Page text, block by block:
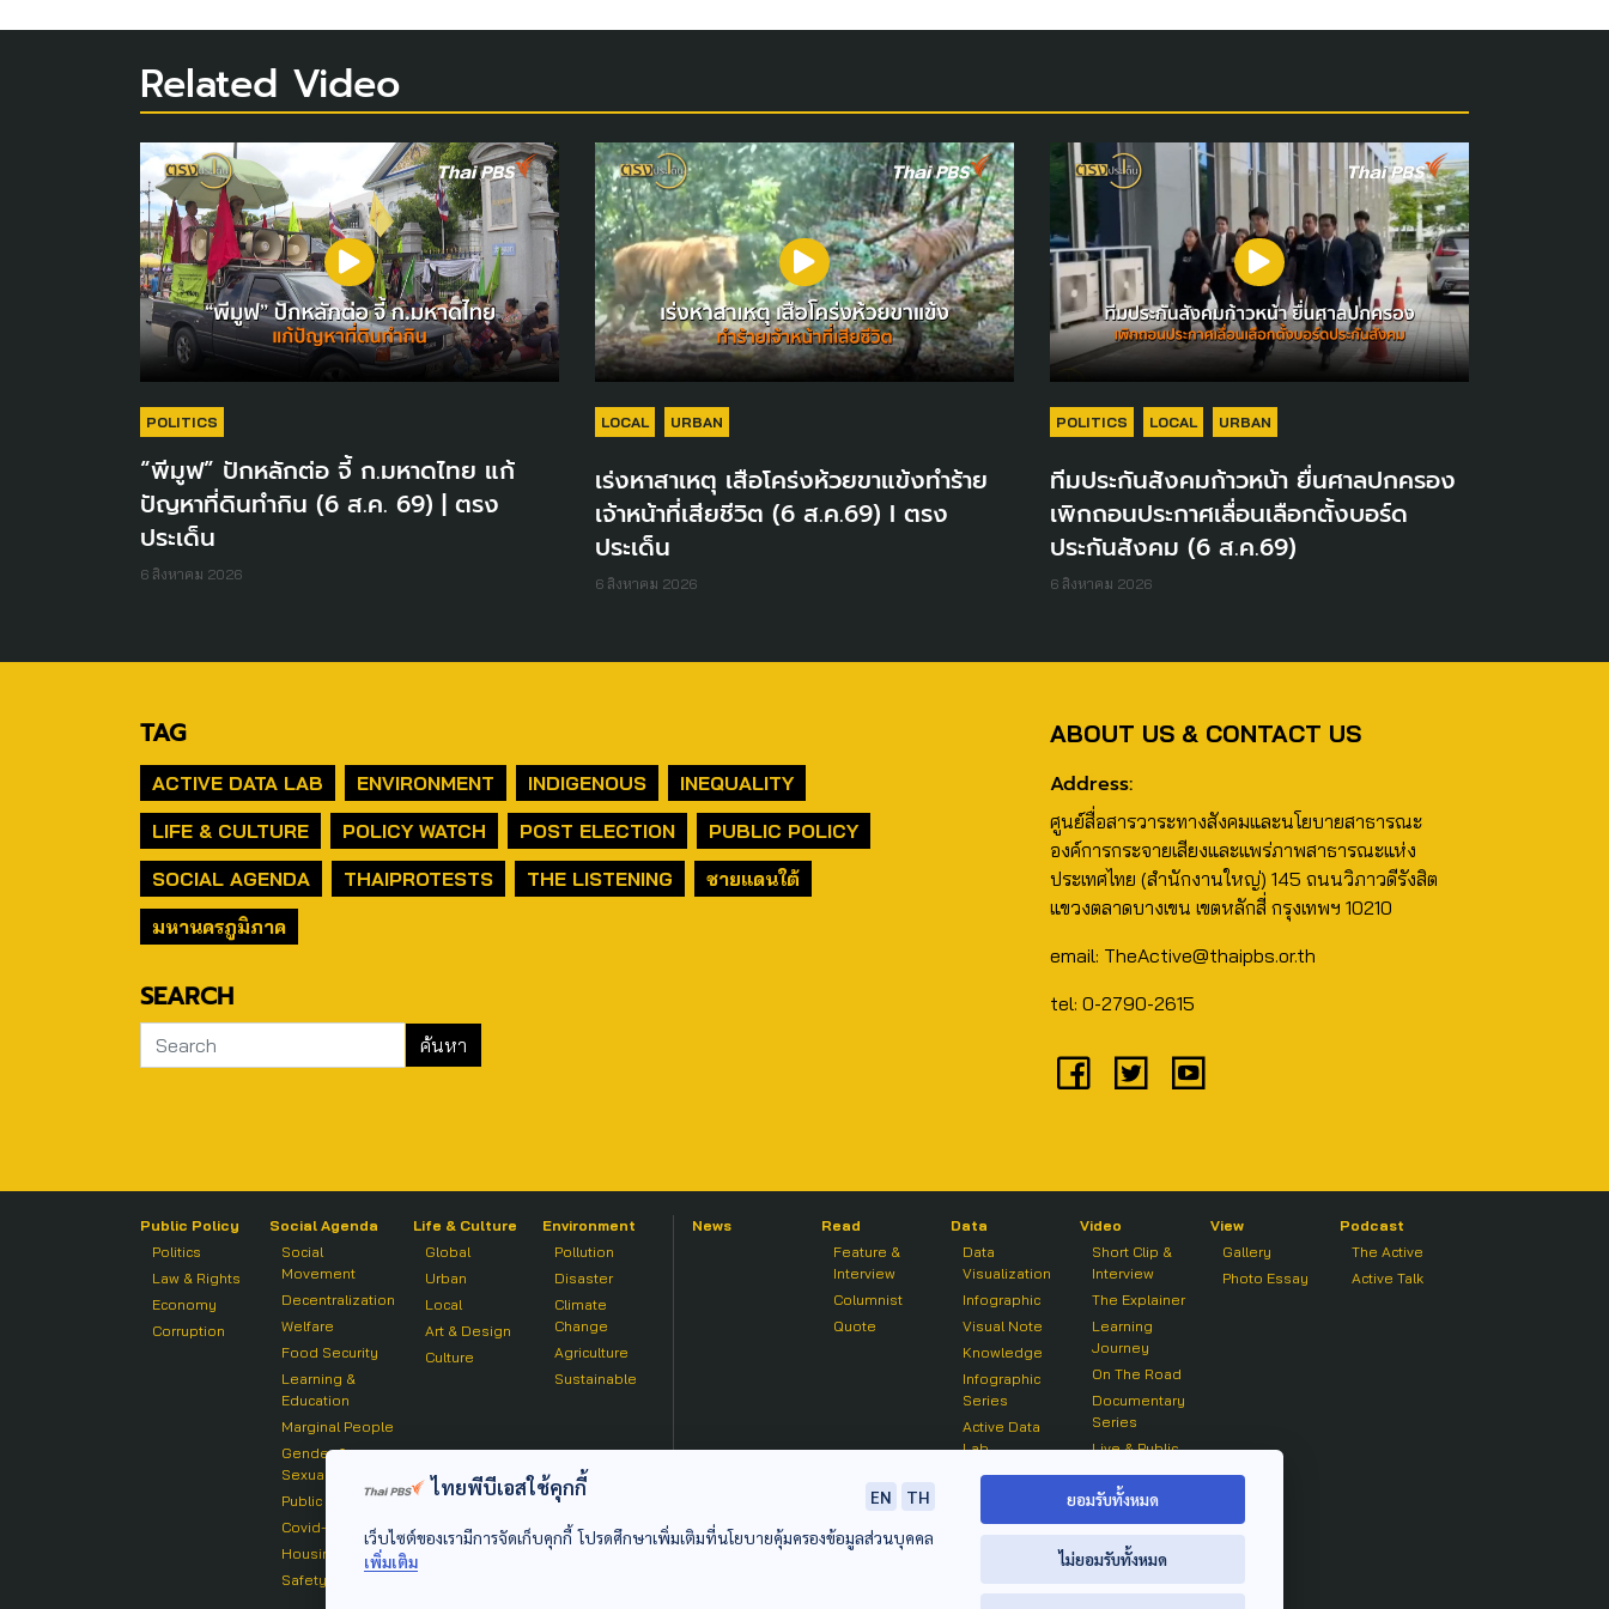
Related Video
POLITICS
“พีมูฟ” ปักหลักต่อ จี้ ก.มหาดไทย แก้
ปัญหาที่ดินทำกิน (6 ส.ค. 69) | ตรง
ประเด็น
6 สิงหาคม 2026
LOCAL URBAN
เร่งหาสาเหตุ เสือโคร่งห้วยขาแข้งทำร้าย
เจ้าหน้าที่เสียชีวิต (6 ส.ค.69) I ตรง
ประเด็น
6 สิงหาคม 2026
POLITICS LOCAL URBAN
ทีมประกันสังคมก้าวหน้า ยื่นศาลปกครอง
เพิกถอนประกาศเลื่อนเลือกตั้งบอร์ด
ประกันสังคม (6 ส.ค.69)
6 สิงหาคม 2026
TAG
ACTIVE DATA LAB ENVIRONMENT INDIGENOUS
INEQUALITY
LIFE & CULTURE
POLICY WATCH POST ELECTION
PUBLIC POLICY
SOCIAL AGENDA
THAIPROTESTS THE LISTENING
ชายแดนใต้
มหานครภูมิภาค
SEARCH
ABOUT US & CONTACT US
Address:
ศูนย์สื่อสารวาระทางสังคมและนโยบายสาธารณะ
องค์การกระจายเสียงและแพร่ภาพสาธารณะแห่ง
ประเทศไทย (สำนักงานใหญ่) 145 ถนนวิภาวดีรังสิต
แขวงตลาดบางเขน เขตหลักสี่ กรุงเทพฯ 10210
email: TheActive@thaipbs.or.th
tel: 0-2790-2615
Public Policy
Politics
Law & Rights
Economy
Corruption
Social Agenda
Social
Movement
Decentralization
Welfare
Food Security
Learning &
Education
Marginal People
Gender &
Sexuality
Public Health
Covid-19
Housing
Safety
Life & Culture
Global
Urban
Local
Art & Design
Culture
Environment
Pollution
Disaster
Climate
Change
Agriculture
Sustainable
News
Read
Feature &
Interview
Columnist
Quote
Data
Data
Visualization
Infographic
Visual Note
Knowledge
Infographic
Series
Active Data
Lab
Video
Short Clip &
Interview
The Explainer
Learning
Journey
On The Road
Documentary
Series
Live & Public
On air Clip
View
Gallery
Photo Essay
Podcast
The Active
Active Talk
ไทยพีบีเอสใช้คุกกี้ EN
TH
เว็บไซต์ของเรามีการจัดเก็บคุกกี้ โปรดศึกษาเพิ่มเติมที่นโยบายคุ้มครองข้อมูลส่วนบุคคล
เพิ่มเติม
ยอมรับทั้งหมด
ไม่ยอมรับทั้งหมด